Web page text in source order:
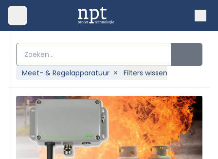
Meet- & Regelapparatuur × Filters wissen